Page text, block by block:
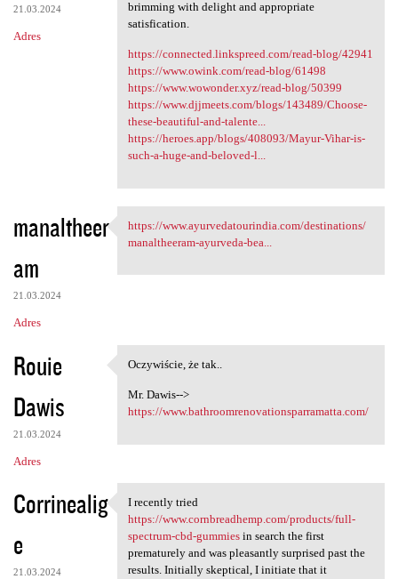
21.03.2024
Adres
brimming with delight and appropriate
satisfication.
https://connected.linkspreed.com/read-blog/42941
https://www.owink.com/read-blog/61498
https://www.wowonder.xyz/read-blog/50399
https://www.djjmeets.com/blogs/143489/Choose-
these-beautiful-and-talente...
https://heroes.app/blogs/408093/Mayur-Vihar-is-
such-a-huge-and-beloved-l...
manaltheer
am
21.03.2024
Adres
https://www.ayurvedatourindia
https://www.ayurvedatourindia.com/destinations/
manaltheeram-ayurveda-bea...
Rouie
Dawis
21.03.2024
Adres
Oczywiście, że tak..
Oczywiście, że tak..
Mr. Dawis-->
https://www.bathroomrenovationsparramatta.com/
Corrinealig
e
21.03.2024
I recently tried https://www
I recently tried
https://www.cornbreadhemp.com/products/full-
spectrum-cbd-gummiesin search the first
prematurely and was pleasantly surprised past the
results. Initially skeptical, I initiate that it